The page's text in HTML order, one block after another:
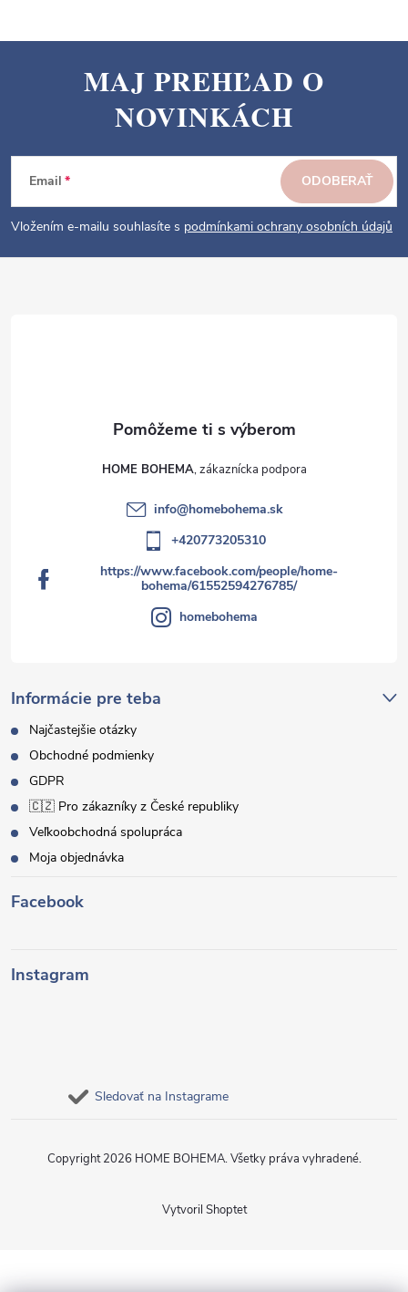
p
e
MAJ PREHĽAD O
NOVINKÁCH
Email
Vložením e-mailu souhlasíte s podmínkami ochrany osobních údajů
ODOBERAŤ
Informácie pre teba
Najčastejšie otázky
Obchodné podmienky
GDPR
🇨🇿 Pro zákazníky z České republiky
Veľkoobchodná spolupráca
Moja objednávka
HOME BOHEMA
info@homebohema.sk
+420773205310
https://www.facebook.com/people/home-
bohema/61552594276785/
homebohema
Facebook
Instagram
Sledovať na Instagrame
Vytvoril Shoptet
Copyright 2026 HOME BOHEMA. Všetky práva vyhradené.